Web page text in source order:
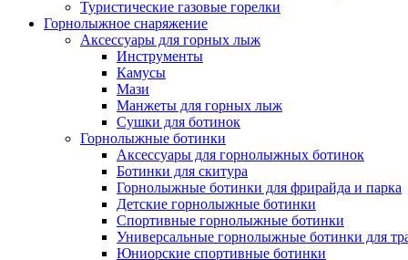
Туристические газовые горелки
Горнолыжное снаряжение
Аксессуары для горных лыж
Инструменты
Камусы
Мази
Манжеты для горных лыж
Сушки для ботинок
Горнолыжные ботинки
Аксессуары для горнолыжных ботинок
Ботинки для скитура
Горнолыжные ботинки для фрирайда и парка
Детские горнолыжные ботинки
Спортивные горнолыжные ботинки
Универсальные горнолыжные ботинки для
Юниорские спортивные ботинки